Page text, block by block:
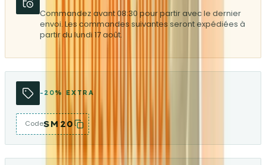
Commandez avant 08:30 pour partir avec le dernier
envoi. Les commandes suivantes seront expédiées à
partir du lundi 17 août.
-20% EXTRA
CodeSM20